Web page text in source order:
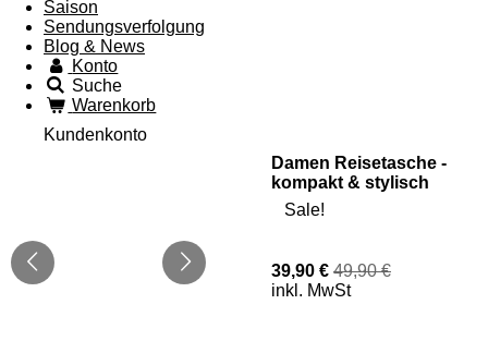
Saison
Sendungsverfolgung
Blog & News
Konto
Suche
Warenkorb
Kundenkonto
Damen Reisetasche -
kompakt & stylisch
Sale!
39,90 € 49,90 €
inkl. MwSt